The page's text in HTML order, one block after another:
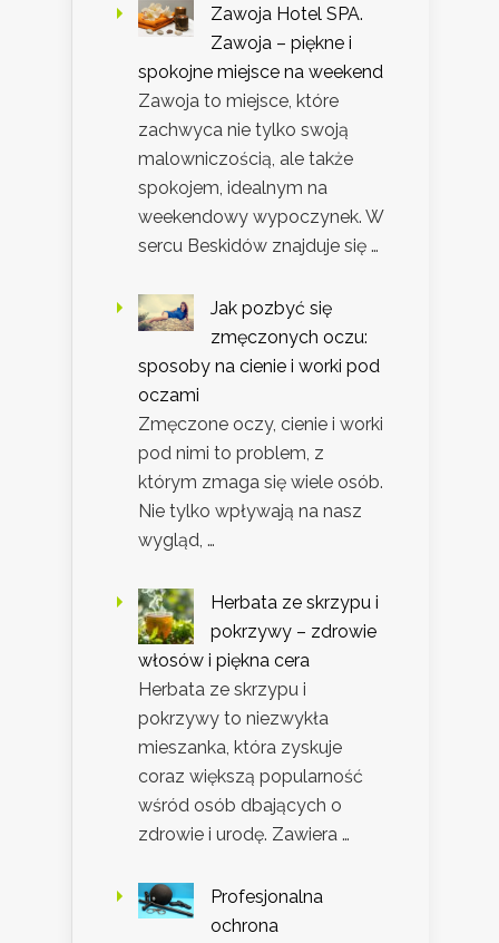
Zawoja Hotel SPA.
Zawoja – piękne i
spokojne miejsce na weekend
Zawoja to miejsce, które
zachwyca nie tylko swoją
malowniczością, ale także
spokojem, idealnym na
weekendowy wypoczynek. W
sercu Beskidów znajduje się …
Jak pozbyć się
zmęczonych oczu:
sposoby na cienie i worki pod
oczami
Zmęczone oczy, cienie i worki
pod nimi to problem, z
którym zmaga się wiele osób.
Nie tylko wpływają na nasz
wygląd, …
Herbata ze skrzypu i
pokrzywy – zdrowie
włosów i piękna cera
Herbata ze skrzypu i
pokrzywy to niezwykła
mieszanka, która zyskuje
coraz większą popularność
wśród osób dbających o
zdrowie i urodę. Zawiera …
Profesjonalna
ochrona